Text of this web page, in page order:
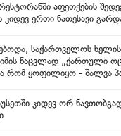
აფეთქების
კიდევ ერთი ნათესავი
საქართველოს
ნაცვლად „ქართული
რომ ყოფილიყო - შალვა
კიდევ ორ